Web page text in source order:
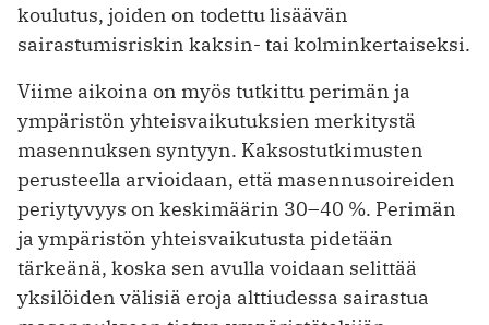
koulutus, joiden on todettu lisäävän
sairastumisriskin kaksin- tai kolminkertaiseksi.
Viime aikoina on myös tutkittu perimän ja
ympäristön yhteisvaikutuksien merkitystä
masennuksen syntyyn. Kaksostutkimusten
perusteella arvioidaan, että masennusoireiden
periytyvyys on keskimäärin 30–40 %. Perimän
ja ympäristön yhteisvaikutusta pidetään
tärkeänä, koska sen avulla voidaan selittää
yksilöiden välisiä eroja alttiudessa sairastua